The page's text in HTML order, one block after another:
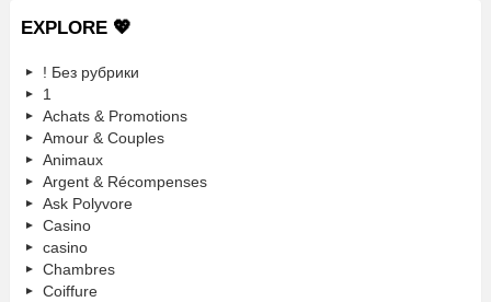
EXPLORE 💖
! Без рубрики
1
Achats & Promotions
Amour & Couples
Animaux
Argent & Récompenses
Ask Polyvore
Casino
casino
Chambres
Coiffure